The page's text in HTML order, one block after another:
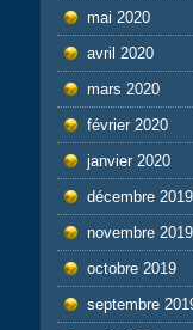
mai 2020
avril 2020
mars 2020
février 2020
janvier 2020
décembre 2019
novembre 2019
octobre 2019
septembre